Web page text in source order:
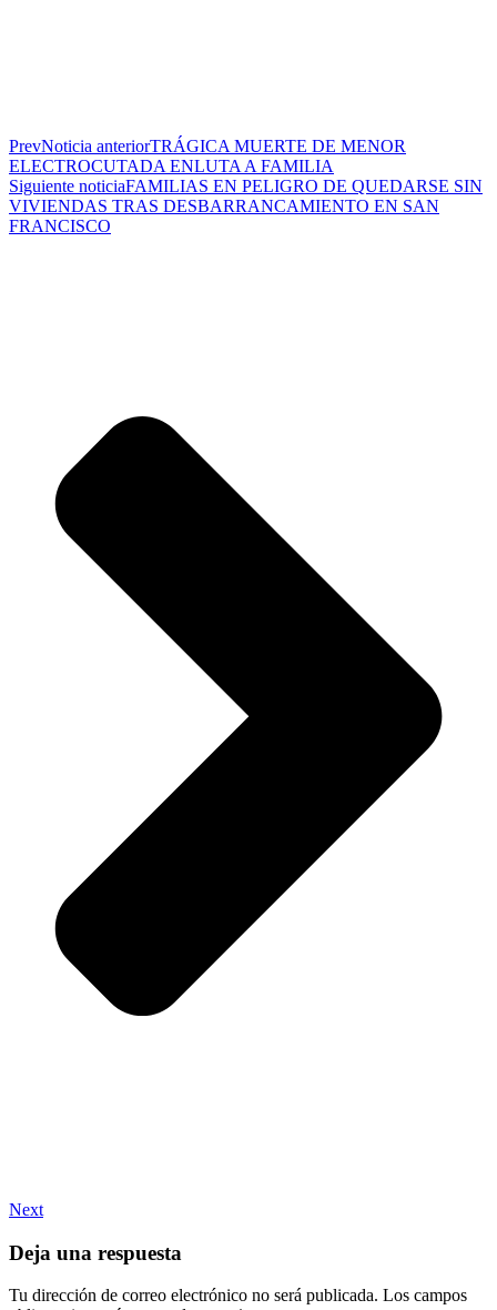
PrevNoticia anteriorTRÁGICA MUERTE DE MENOR
ELECTROCUTADA ENLUTA A FAMILIA
Siguiente noticiaFAMILIAS EN PELIGRO DE QUEDARSE SIN
VIVIENDAS TRAS DESBARRANCAMIENTO EN SAN
FRANCISCO
Next
Deja una respuesta
Tu dirección de correo electrónico no será publicada. Los campos